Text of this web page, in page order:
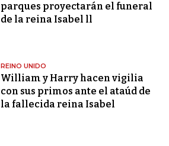
parques proyectarán el funeral
de la reina Isabel ll
REINO UNIDO
William y Harry hacen vigilia
con sus primos ante el ataúd de
la fallecida reina Isabel